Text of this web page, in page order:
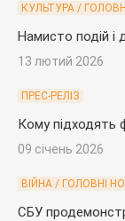
КУЛЬТУРА /
Намисто подій і
13 лютий 2026
ПРЕС-РЕЛІЗ
Кому підходять
09 січень 2026
ВІЙНА / ГОЛОВНІ
СБУ